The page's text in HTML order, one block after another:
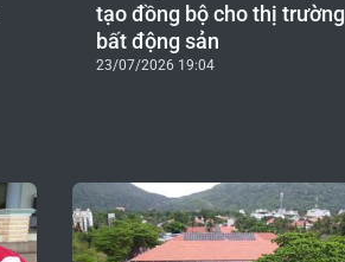
tạo đồng bộ cho thị trường
bất động sản
23/07/2026 19:04